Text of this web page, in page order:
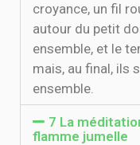
croyance, un fil
autour du petit
ensemble, et le
mais, au final, ils
ensemble.
7 La
flamme jumelle